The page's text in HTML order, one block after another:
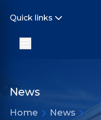
Quick links
News
Home
News